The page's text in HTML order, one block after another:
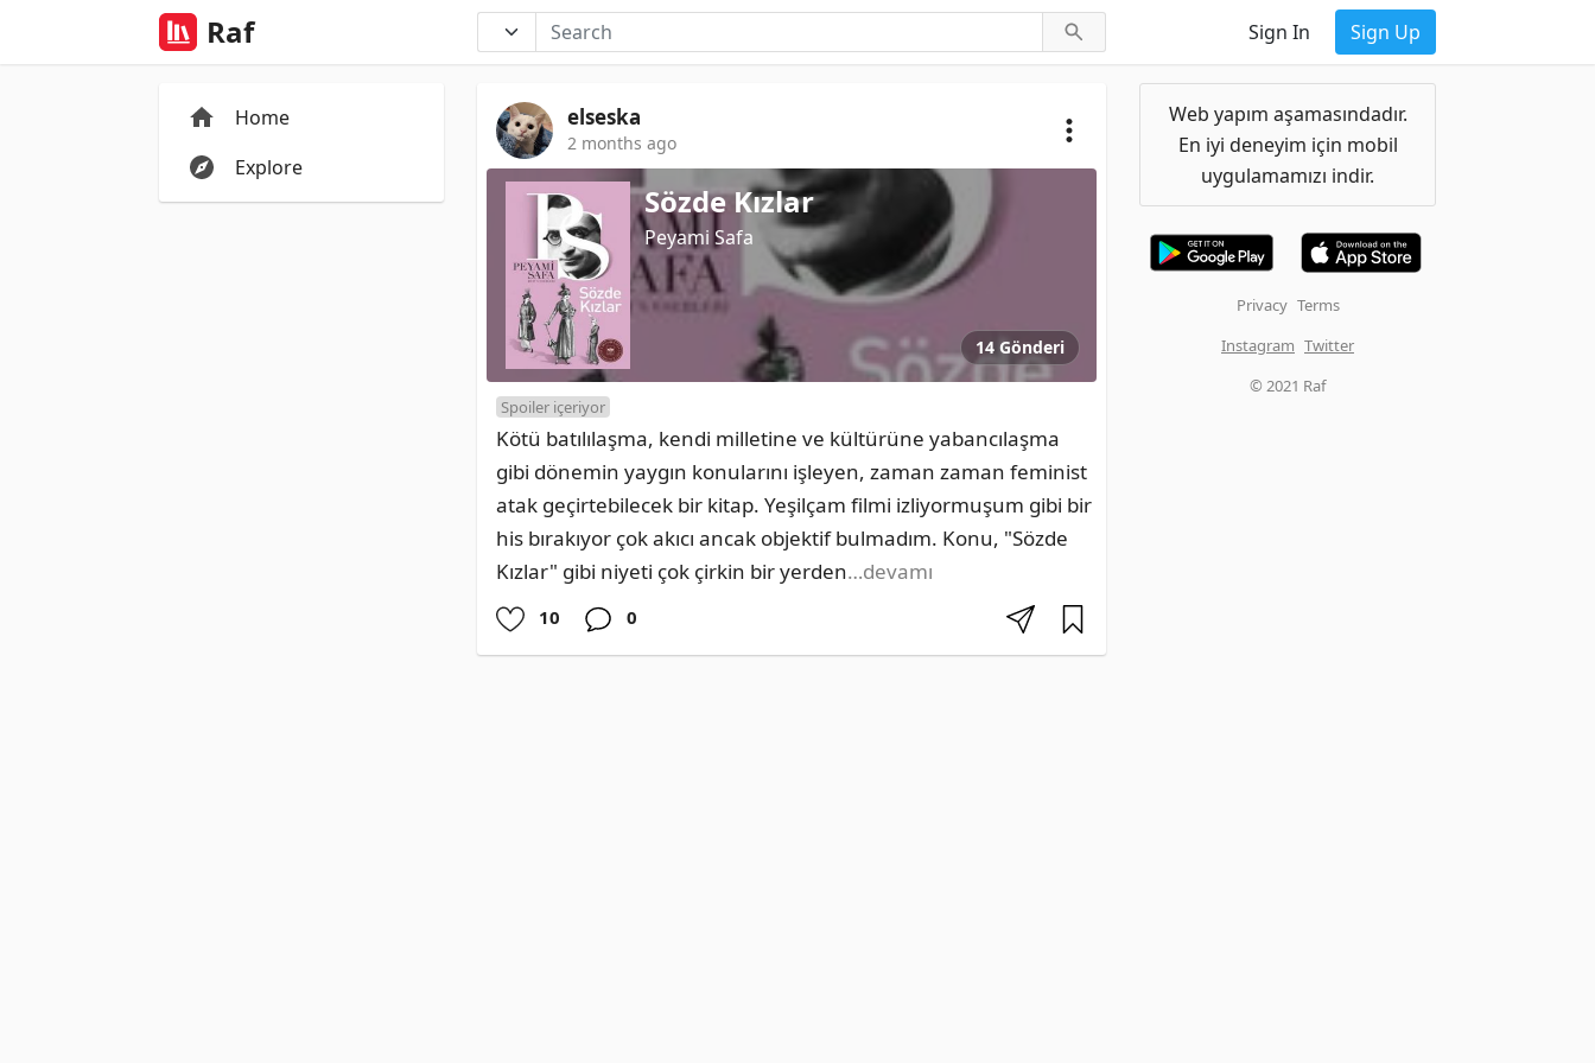
Raf Sign In Sign Up
Home
Explore
elseska
2 months ago
Sözde Kızlar
Peyami Safa
14 Gönderi
Spoiler içeriyor
Kötü batılılaşma, kendi milletine ve kültürüne yabancılaşma
gibi dönemin yaygın konularını işleyen, zaman zaman feminist
atak geçirtebilecek bir kitap. Yeşilçam filmi izliyormuşum gibi bir
his bırakıyor çok akıcı ancak objektif bulmadım. Konu, "Sözde
Kızlar" gibi niyeti çok çirkin bir yerden…devamı
10 0
Web yapım aşamasındadır.
En iyi deneyim için mobil
uygulamamızı indir.
Privacy Terms
Instagram Twitter
© 2021 Raf